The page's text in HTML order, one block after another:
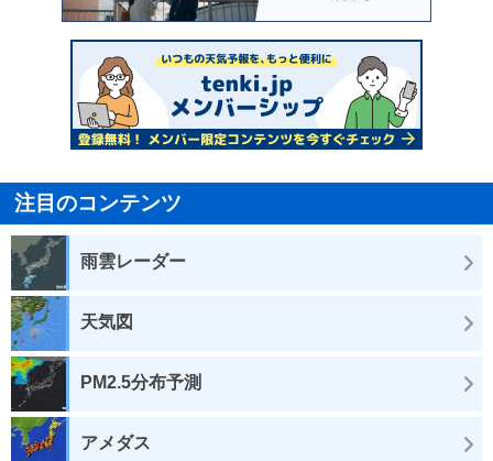
注目のコンテンツ
雨雲レーダー
天気図
PM2.5分布予測
アメダス